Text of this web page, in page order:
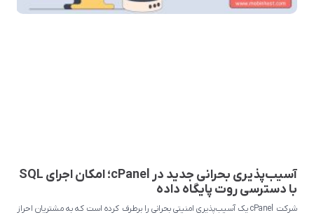
آسیب‌پذیری بحرانی جدید در cPanel؛ امکان اجرای SQL
با دسترسی روت پایگاه داده
شرکت cPanel یک آسیب‌پذیری امنیتی بحرانی را برطرف کرده است که به مشتریان احراز